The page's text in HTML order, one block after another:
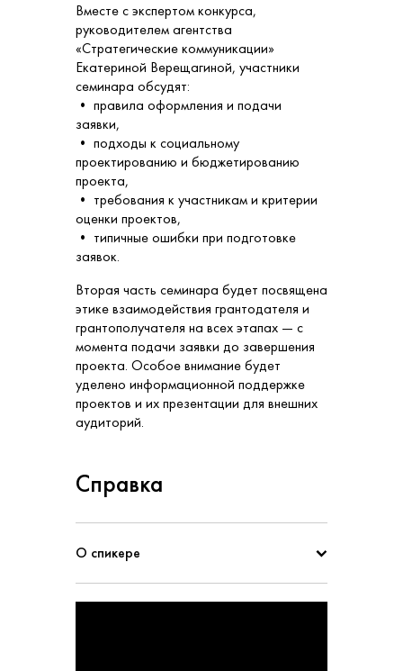
Вместе с экспертом конкурса,
руководителем агентства
«Стратегические коммуникации»
Екатериной Верещагиной, участники
семинара обсудят:
• правила оформления и подачи
заявки,
• подходы к социальному
проектированию и бюджетированию
проекта,
• требования к участникам и критерии
оценки проектов,
• типичные ошибки при подготовке
заявок.
Вторая часть семинара будет посвящена
этике взаимодействия грантодателя и
грантополучателя на всех этапах — с
момента подачи заявки до завершения
проекта. Особое внимание будет
уделено информационной поддержке
проектов и их презентации для внешних
аудиторий.
Справка
О спикере